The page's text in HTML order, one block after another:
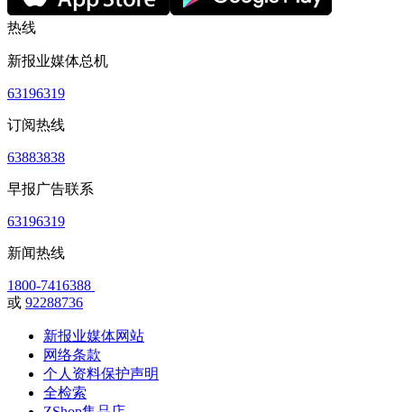
热线
新报业媒体总机
63196319
订阅热线
63883838
早报广告联系
63196319
新闻热线
1800-7416388
或 92288736
新报业媒体网站
网络条款
个人资料保护声明
全检索